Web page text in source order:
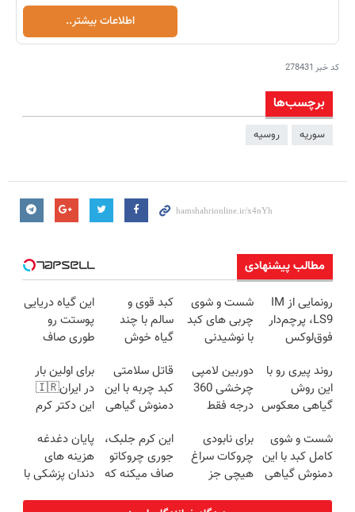
اطلاعات بیشتر..
کد خبر 278431
برچسب‌ها
سوریه روسیه
مطالب پیشنهادی
رونمایی از IM
LS9، پرچم‌دار
فوق‌لوکس
ایران شد
شست و شوی
چربی های کبد
با نوشیدنی
کبد قوی و
سالم با چند
گیاه خوش
این گیاه دریایی
پوستت رو
طوری صاف
20سال جوون
شدی🔥
روند پیری رو با
این روش
گیاهی معکوس
دوربین لامپی
چرخشی 360
درجه فقط
🔥 پرداخت
درب منزل
قاتل سلامتی
کبد چربه با این
دمنوش گیاهی
برای اولین بار
در ایران🇮🇷
این دکتر کرم
روزه ساخت!
شست و شوی
کامل کبد با این
دمنوش گیاهی
برای نابودی
چروکات سراغ
هیچی جز
این کرم جلبک،
جوری چروکاتو
صاف میکنه که
پایان دغدغه
هزینه های
دندان پزشکی با